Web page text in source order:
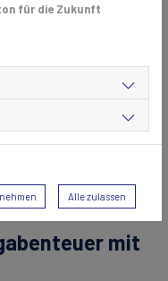
ihre Eier im Wasser
Kilometer von ihrem
dafür verantwortlich.
und sogar das
Opfer erkennen.
Pflanzen und Duftkerzen
denn der Duft bestimmter
Thymian oder
mit
für die Zukunft
Alle zulassen